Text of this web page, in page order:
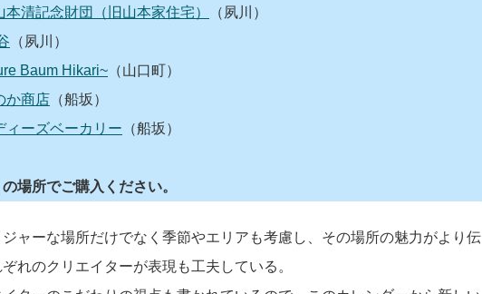
清記念財団（旧山本家住宅）
（夙川）
（夙川）
Baum Hikari~ （山口町）
か商店 （船坂）
ィーズベーカリー （船坂）
場所でご購入ください。
ャーな場所だけでなく季節やエリアも考慮し、その場所の魅力がより伝
れのクリエイターが表現も工夫している。